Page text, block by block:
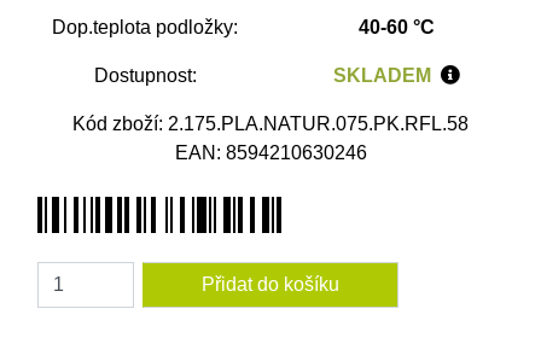
Dop.teplota podložky: 40-60 °C
Dostupnost: SKLADEM
Kód zboží: 2.175.PLA.NATUR.075.PK.RFL.58
EAN: 8594210630246
Amount